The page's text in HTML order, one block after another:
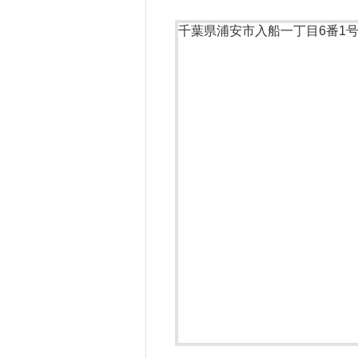
千葉県浦安市入船一丁目6番1号